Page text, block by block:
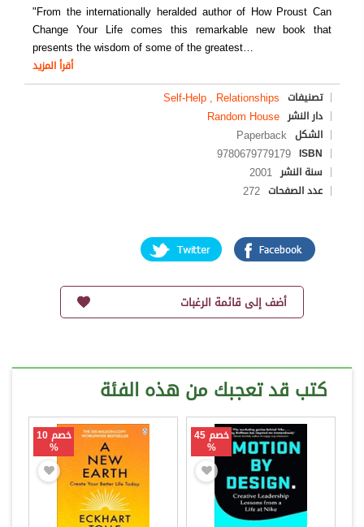
"From the internationally heralded author of How Proust Can
Change Your Life comes this remarkable new book that
presents the wisdom of some of the greatest…
أقرأ المزيد
تصنيفات Self-Help , Relationships
دار النشر Random House
الشكل Paperback
ISBN
9780679779179
سنة النشر 2001
عدد الصفحات 272
أضف إلى قائمة الرغبات
كتب قد تعجبك من هذه الفئة
خصم 45
%
خصم 10
%